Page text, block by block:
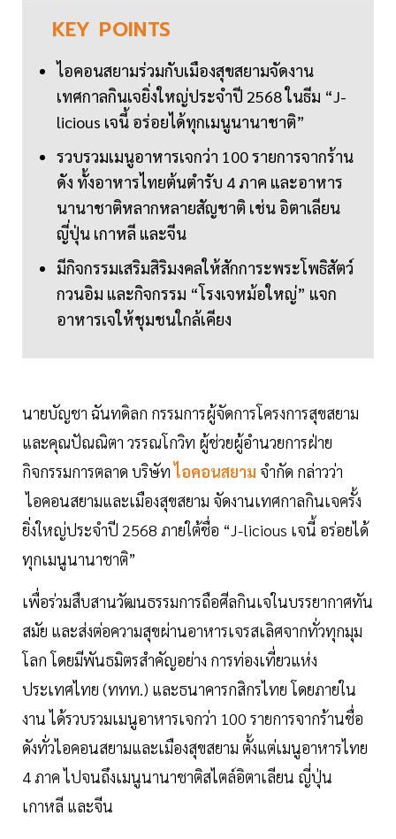
KEY POINTS
ไอคอนสยามร่วมกับเมืองสุขสยามจัดงาน
เทศกาลกินเจยิ่งใหญ่ประจำปี 2568 ในธีม “J-
licious เจนี้ อร่อยได้ทุกเมนูนานาชาติ”
รวบรวมเมนูอาหารเจกว่า 100 รายการจากร้าน
ดัง ทั้งอาหารไทยต้นตำรับ 4 ภาค และอาหาร
นานาชาติหลากหลายสัญชาติ เช่น อิตาเลียน
ญี่ปุ่น เกาหลี และจีน
มีกิจกรรมเสริมสิริมงคลให้สักการะพระโพธิสัตว์
กวนอิม และกิจกรรม “โรงเจหม้อใหญ่” แจก
อาหารเจให้ชุมชนใกล้เคียง
นายบัญชา ฉันทดิลก กรรมการผู้จัดการโครงการสุขสยาม
และคุณปัณณิตา วรรณโกวิท ผู้ช่วยผู้อำนวยการฝ่าย
กิจกรรมการตลาด บริษัทไอคอนสยาม จำกัด กล่าวว่า
ไอคอนสยามและเมืองสุขสยาม จัดงานเทศกาลกินเจครั้ง
ยิ่งใหญ่ประจำปี 2568 ภายใต้ชื่อ “J-licious เจนี้ อร่อยได้
ทุกเมนูนานาชาติ”
เพื่อร่วมสืบสานวัฒนธรรมการถือศีลกินเจในบรรยากาศทัน
สมัย และส่งต่อความสุขผ่านอาหารเจรสเลิศจากทั่วทุกมุม
โลก โดยมีพันธมิตรสำคัญอย่าง การท่องเที่ยวแห่ง
ประเทศไทย (ททท.) และธนาคารกสิกรไทย โดยภายใน
งาน ได้รวบรวมเมนูอาหารเจกว่า 100 รายการจากร้านชื่อ
ดังทั่วไอคอนสยามและเมืองสุขสยาม ตั้งแต่เมนูอาหารไทย
4 ภาค ไปจนถึงเมนูนานาชาติสไตล์อิตาเลียน ญี่ปุ่น
เกาหลี และจีน